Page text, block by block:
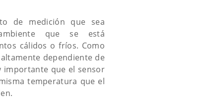
de medición que sea
que se está
cálidos o fríos. Como
dependiente de
importante que el sensor
temperatura que el